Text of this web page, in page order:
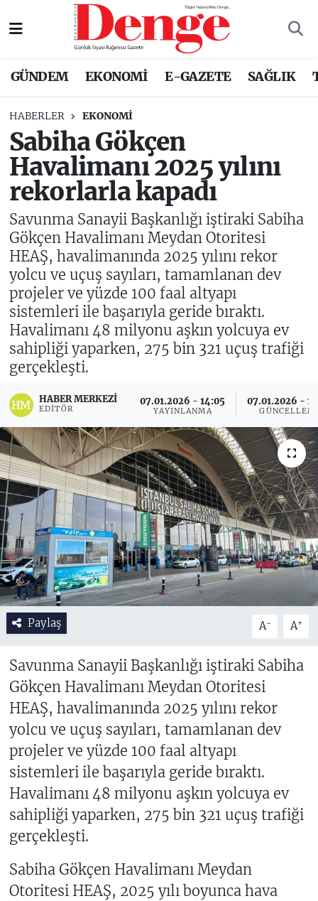
GÜNDEM EKONOMİ E-GAZETE SAĞLIK
HABERLER EKONOMİ
Sabiha Gökçen
Havalimanı 2025 yılını
rekorlarla kapadı
Savunma Sanayii Başkanlığı iştiraki Sabiha
Gökçen Havalimanı Meydan Otoritesi
HEAŞ, havalimanında 2025 yılını rekor
yolcu ve uçuş sayıları, tamamlanan dev
projeler ve yüzde 100 faal altyapı
sistemleri ile başarıyla geride bıraktı.
Havalimanı 48 milyonu aşkın yolcuya ev
sahipliği yaparken, 275 bin 321 uçuş trafiği
gerçekleşti.
HABER MERKEZI
EDITÖR
07.01.2026 - 14:05
YAYINLANMA
07.01.2026 -
Paylaş A- A+
Savunma Sanayii Başkanlığı iştiraki Sabiha
Gökçen Havalimanı Meydan Otoritesi
HEAŞ, havalimanında 2025 yılını rekor
yolcu ve uçuş sayıları, tamamlanan dev
projeler ve yüzde 100 faal altyapı
sistemleri ile başarıyla geride bıraktı.
Havalimanı 48 milyonu aşkın yolcuya ev
sahipliği yaparken, 275 bin 321 uçuş trafiği
gerçekleşti.
Sabiha Gökçen Havalimanı Meydan
Otoritesi HEAŞ, 2025 yılı boyunca hava
Nöbetçi Eczaneler
Trafik Durumu
Süper Lig Puan Durumu ve Fikstür
Tüm Manşetler
Son Dakika Haberleri
Haber Arşivi